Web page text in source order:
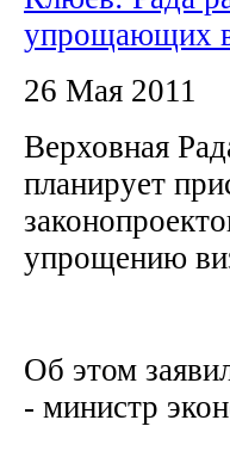
упрощающих
26 Мая 2011
Верховная
планирует
упрощению
Об этом
- министр